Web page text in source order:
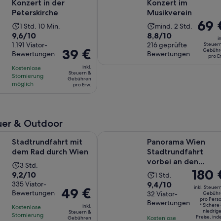
Konzert in der
Peterskirche
Die
Aktivität
dauert
1
Stunde
und
10
1 Std. 10 Min.
9.6
von
10,
basierend
auf
1191
9,6/10
1.191 Viator-
Bewertungen
Kostenlose
Stornierung
möglich
Der
Preis
beträgt
39 €
39 €
inkl.
Steuern &
Gebühren
pro Erw.
Konzert im
Musikverein
Die
Aktivität
dauert
2
mind. 2 Std.
8.8
von
10,
8,8/10
216 geprüfte
Bewertungen
Der
Preis
69 €
69
pro
& Outdoor
Stadtrundfahrt mit
dem Rad durch Wien
Die
Aktivität
dauert
3
Stunden
3 Std.
9.2
von
10,
basierend
auf
9,2/10
335 Viator-
Bewertungen
Kostenlose
Stornierung
Der
Preis
beträgt
49 €
inkl.
Steuern &
Gebühren
Panorama Wien
Stadtrundfahrt
vorbei an den
berühmtesten
Die
Aktivität
dauert
1 Stunde
1 Std.
9.4
von
10,
basierend
9,4/10
32 Viator-
Bewertungen
Kostenlose
Der
Preis
beträgt
180 €
pro
180
inkl.
pro
* Sichere
Preise,